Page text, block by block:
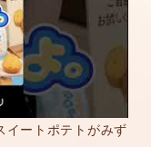
ートポテトがみず